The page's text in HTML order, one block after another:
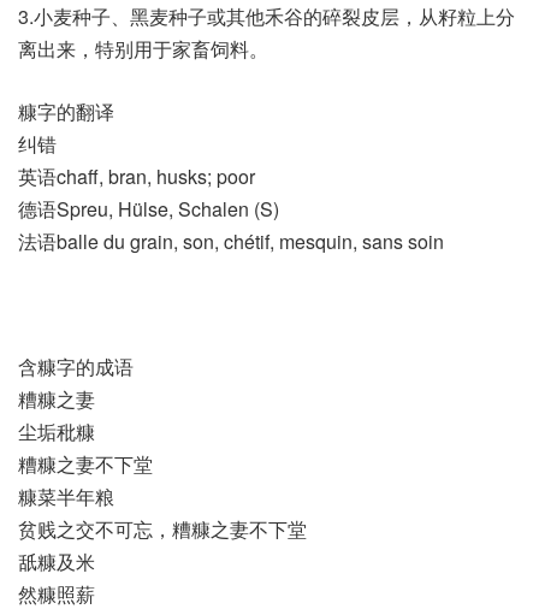
3.小麦种子、黑麦种子或其他禾谷的碎裂皮层，从籽粒上分
离出来，特别用于家畜饲料。
糠字的翻译
纠错
英语chaff, bran, husks; poor
德语Spreu, Hülse, Schalen (S)
法语balle du grain, son, chétif, mesquin, sans soin
含糠字的成语
糟糠之妻
尘垢秕糠
糟糠之妻不下堂
糠菜半年粮
贫贱之交不可忘，糟糠之妻不下堂
舐糠及米
然糠照薪